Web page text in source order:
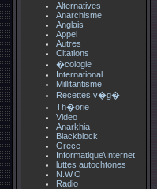
Alternatives
Anarchisme
Anglais
Appel
Autres
Citations
�cologie
International
Millitantisme
Recettes v�g�
Th�orie
Video
Anarkhia
Blackblock
Grece
Informatique\Internet
luttes autochtones
N.W.O
Radio